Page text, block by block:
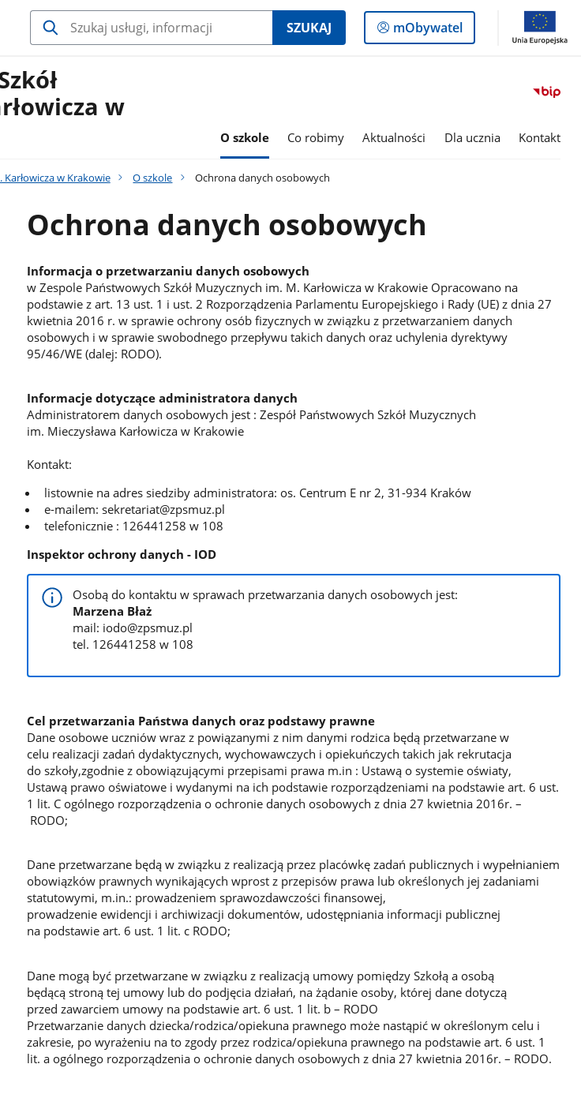
SZUKAJ
Logowanie
do
mObywatel
w
O szkole Co robimy Aktualności Dla ucznia Kontakt
w Krakowie O szkole Ochrona danych osobowych
Ochrona danych osobowych
Informacja o przetwarzaniu danych osobowych
w Zespole Państwowych Szkół Muzycznych im. M. Karłowicza w Krakowie Opracowano na
podstawie z art. 13 ust. 1 i ust. 2 Rozporządzenia Parlamentu Europejskiego i Rady (UE) z dnia 27
kwietnia 2016 r. w sprawie ochrony osób fizycznych w związku z przetwarzaniem danych
osobowych i w sprawie swobodnego przepływu takich danych oraz uchylenia dyrektywy
95/46/WE (dalej: RODO).
Informacje dotyczące administratora danych
Administratorem danych osobowych jest : Zespół Państwowych Szkół Muzycznych
im. Mieczysława Karłowicza w Krakowie
Kontakt:
listownie na adres siedziby administratora: os. Centrum E nr 2, 31-934 Kraków
e-mailem: sekretariat@zpsmuz.pl
telefonicznie : 126441258 w 108
Inspektor ochrony danych - IOD
Osobą do kontaktu w sprawach przetwarzania danych osobowych jest:
Marzena Błaż
mail: iodo@zpsmuz.pl
tel. 126441258 w 108
Cel przetwarzania Państwa danych oraz podstawy prawne
Dane osobowe uczniów wraz z powiązanymi z nim danymi rodzica będą przetwarzane w
celu realizacji zadań dydaktycznych, wychowawczych i opiekuńczych takich jak rekrutacja
do szkoły,zgodnie z obowiązującymi przepisami prawa m.in : Ustawą o systemie oświaty,
Ustawą prawo oświatowe i wydanymi na ich podstawie rozporządzeniami na podstawie art. 6 ust.
1 lit. C ogólnego rozporządzenia o ochronie danych osobowych z dnia 27 kwietnia 2016r. –
RODO;
Dane przetwarzane będą w związku z realizacją przez placówkę zadań publicznych i wypełnianiem
obowiązków prawnych wynikających wprost z przepisów prawa lub określonych jej zadaniami
statutowymi, m.in.: prowadzeniem sprawozdawczości finansowej,
prowadzenie ewidencji i archiwizacji dokumentów, udostępniania informacji publicznej
na podstawie art. 6 ust. 1 lit. c RODO;
Dane mogą być przetwarzane w związku z realizacją umowy pomiędzy Szkołą a osobą
będącą stroną tej umowy lub do podjęcia działań, na żądanie osoby, której dane dotyczą
przed zawarciem umowy na podstawie art. 6 ust. 1 lit. b – RODO
Przetwarzanie danych dziecka/rodzica/opiekuna prawnego może nastąpić w określonym celu i
zakresie, po wyrażeniu na to zgody przez rodzica/opiekuna prawnego na podstawie art. 6 ust. 1
lit. a ogólnego rozporządzenia o ochronie danych osobowych z dnia 27 kwietnia 2016r. – RODO.